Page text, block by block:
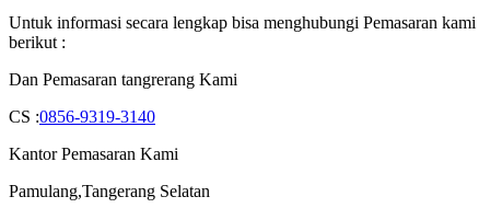
Untuk informasi secara lengkap bisa menghubungi Pemasaran kami
berikut :
Dan Pemasaran tangrerang Kami
CS :0856-9319-3140
Kantor Pemasaran Kami
Pamulang,Tangerang Selatan